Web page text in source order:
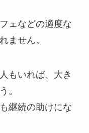
ェなどの適度な
ません。
もいれば、大き
。
継続の助けにな